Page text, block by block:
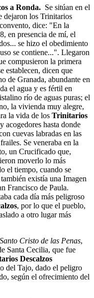
a Ronda. Se sitúan en el
dejaron los Trinitarios
dice: "En la
en presencia de mí, el
se hizo el obedimiento
se contiene...". Llegaron
compusieron la primera
establecen, dicen que
de Granada, abundante en
el agua y es fértil en
río de aguas puras; el
la vivienda muy alegre,
la vida de los Trinitarios
acogedores hasta donde
cuevas labradas en las
Se veneraba en la
un Crucificado que,
moverlo lo más
el tiempo, cuando se
existía una Imagen
Francisco de Paula.
cada día más peligroso
, por lo que el pueblo,
a otro lugar más
Santo Cristo de las Penas,
Santa Cecilia, que fue
Descalzos
del Tajo, dado el peligro
según el ofrecimiento del